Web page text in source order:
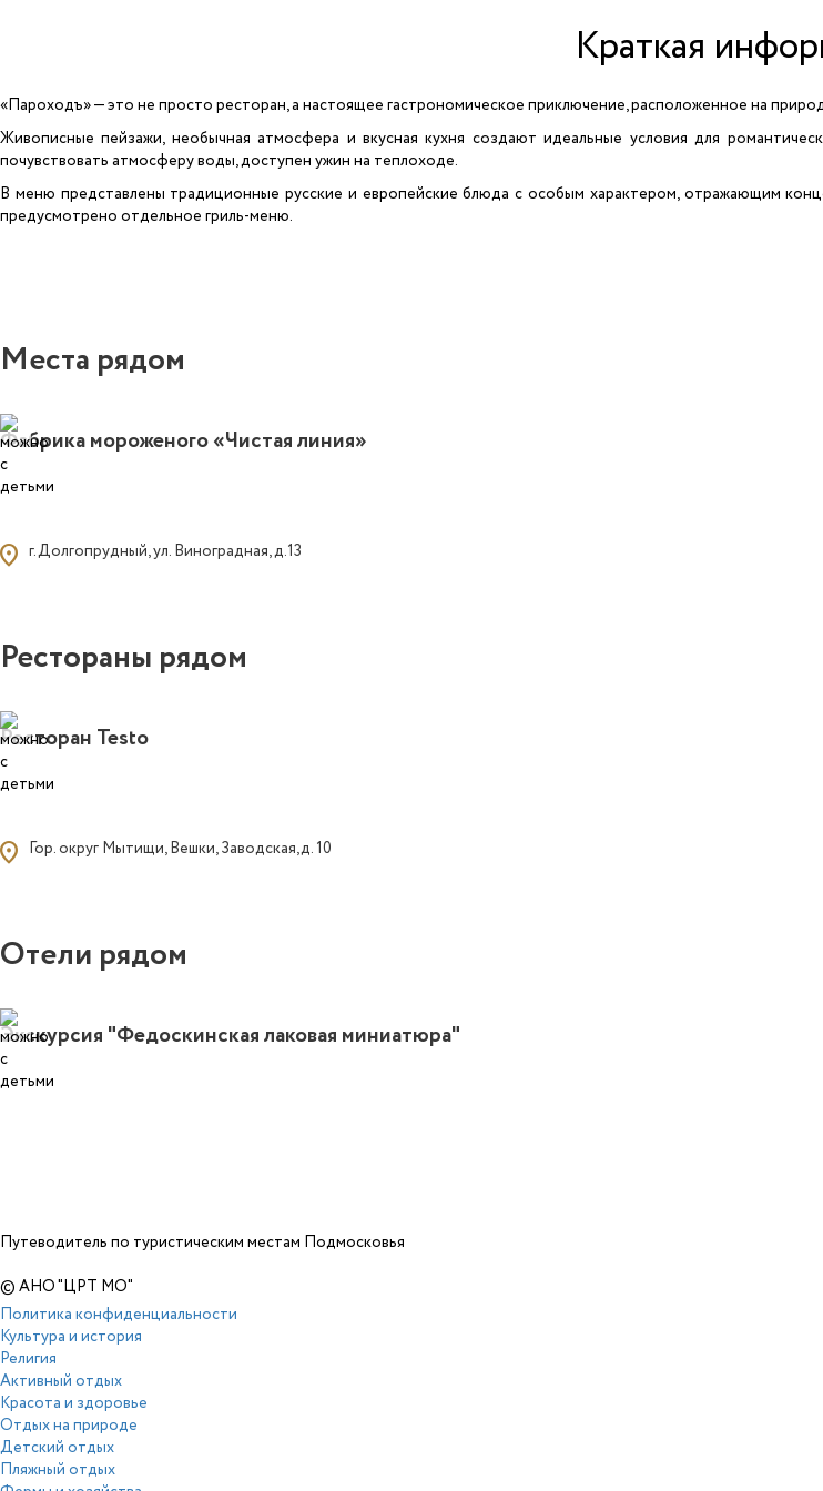
Краткая
«Пароходъ» — это не просто ресторан, а настоящее гастрономическое приключение, расположенное на
Живописные пейзажи, необычная атмосфера и вкусная кухня создают идеальные условия для
почувствовать атмосферу воды, доступен ужин на теплоходе.
В меню представлены традиционные русские и европейские блюда с особым характером, отражающим
предусмотрено отдельное гриль-меню.
Места рядом
Фабрика мороженого «Чистая линия»
г.Долгопрудный, ул. Виноградная, д.13
Рестораны рядом
Ресторан Testo
Гор. округ Мытищи, Вешки, Заводская,д. 10
Отели рядом
Экскурсия "Федоскинская лаковая миниатюра"
Путеводитель по туристическим местам Подмосковья
© АНО "ЦРТ МО"
Политика конфиденциальности
Культура и история
Религия
Активный отдых
Красота и здоровье
Отдых на природе
Детский отдых
Пляжный отдых